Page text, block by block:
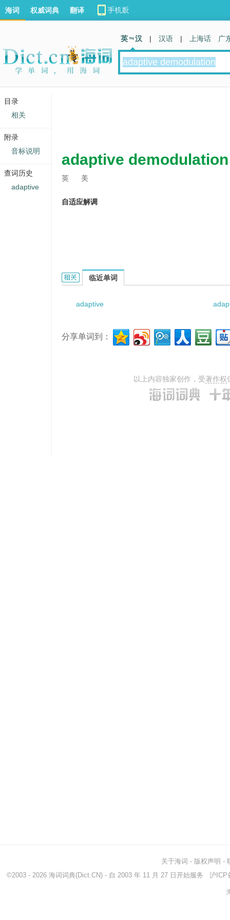
adaptive demodulation
英 美
自适应解调
adaptive demodulation的相关资料：
临近单词
adaptive
分享单词到：
以上内容独家创作，受著作权
海词 权威词典 翻译
英 汉 | 汉语 | 上海话 广
关于海词 - 版权声明 -
©2003 - 2026 海词词典(Dict.CN) - 自 2003 年 11 月 27 日开始服务 沪ICP
目录
相关
附录
音标说明
查词历史
adaptive